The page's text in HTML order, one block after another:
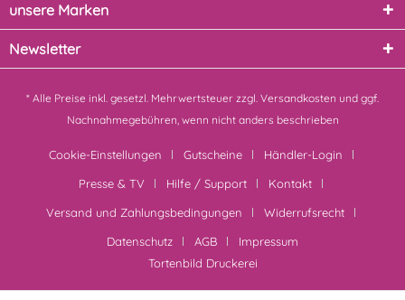
unsere Marken
Newsletter
* Alle Preise inkl. gesetzl. Mehrwertsteuer zzgl. Versandkosten und ggf.
Nachnahmegebühren, wenn nicht anders beschrieben
Cookie-Einstellungen Gutscheine
Händler-Login
Presse & TV
Hilfe / Support
Kontakt
Versand und Zahlungsbedingungen
Widerrufsrecht
Datenschutz
AGB
Impressum
Tortenbild Druckerei